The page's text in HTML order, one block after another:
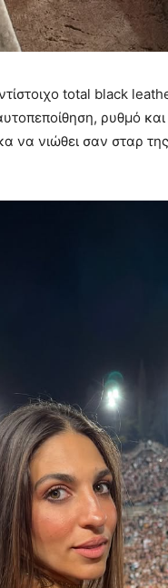
total black
ρυθμό και
να νιώθει σαν σταρ